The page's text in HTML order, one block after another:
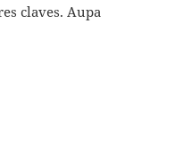
claves. Aupa